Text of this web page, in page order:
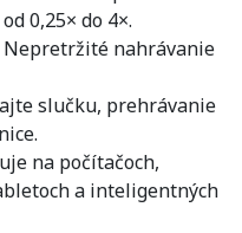
0,25× do 4×.
Nepretržité nahrávanie
slučku, prehrávanie
na počítačoch,
a inteligentných